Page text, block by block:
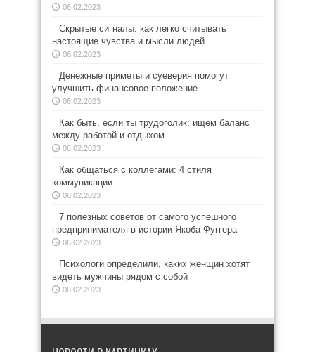
06.02.2023
Скрытые сигналы: как легко считывать
настоящие чувства и мысли людей
06.02.2023
Денежные приметы и суеверия помогут
улучшить финансовое положение
06.02.2023
Как быть, если ты трудоголик: ищем баланс
между работой и отдыхом
06.02.2023
Как общаться с коллегами: 4 стиля
коммуникации
06.02.2023
7 полезных советов от самого успешного
предпринимателя в истории Якоба Фуггера
06.02.2023
Психологи определили, каких женщин хотят
видеть мужчины рядом с собой
06.02.2023